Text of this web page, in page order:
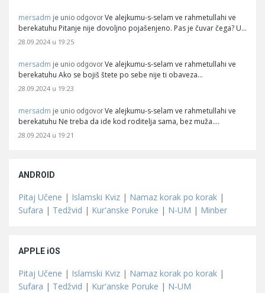
mersadm je unio odgovor Ve alejkumu-s-selam ve rahmetullahi ve
berekatuhu Pitanje nije dovoljno pojašenjeno. Pas je čuvar čega? U…
28.09.2024 u 19:25
mersadm je unio odgovor Ve alejkumu-s-selam ve rahmetullahi ve
berekatuhu Ako se bojiš štete po sebe nije ti obaveza…
28.09.2024 u 19:23
mersadm je unio odgovor Ve alejkumu-s-selam ve rahmetullahi ve
berekatuhu Ne treba da ide kod roditelja sama, bez muža.…
28.09.2024 u 19:21
ANDROID
Pitaj Učene | Islamski Kviz | Namaz korak po korak |
Sufara | Tedžvid | Kur'anske Poruke | N-UM | Minber
APPLE iOS
Pitaj Učene | Islamski Kviz | Namaz korak po korak |
Sufara | Tedžvid | Kur'anske Poruke | N-UM